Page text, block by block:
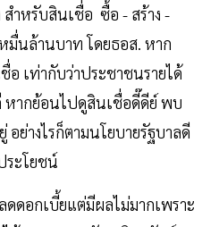
สำหรับสินเชื่อ ซื้อ - สร้าง -
มื่นล้านบาท โดยธอส. หาก
อ เท่ากับว่าประชาชนรายได้
หากย้อนไปดูสินเชื่อดี๊ดีย์ พบ
อย่างไรก็ตามนโยบายรัฐบาลดี
ระโยชน์
ดอกเบี้ยแต่มีผลไม่มากเพราะ